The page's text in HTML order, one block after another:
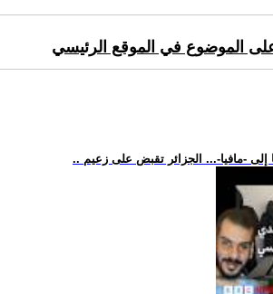
على الموضوع في الموقع الرئيسي
إلى -مافيا-... الجزائر تقبض على زعيم